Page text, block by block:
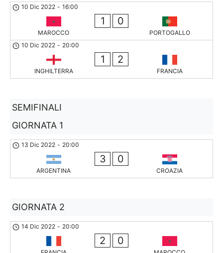
10 Dic 2022 - 16:00
MAROCCO
1 0
PORTOGALLO
10 Dic 2022 - 20:00
INGHILTERRA
1 2
FRANCIA
SEMIFINALI
GIORNATA 1
13 Dic 2022 - 20:00
ARGENTINA
3 0
CROAZIA
GIORNATA 2
14 Dic 2022 - 20:00
2 0